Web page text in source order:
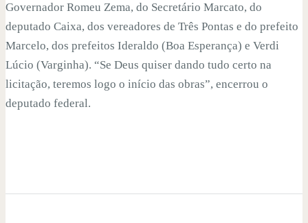
Governador Romeu Zema, do Secretário Marcato, do
deputado Caixa, dos vereadores de Três Pontas e do prefeito
Marcelo, dos prefeitos Ideraldo (Boa Esperança) e Verdi
Lúcio (Varginha). “Se Deus quiser dando tudo certo na
licitação, teremos logo o início das obras”, encerrou o
deputado federal.